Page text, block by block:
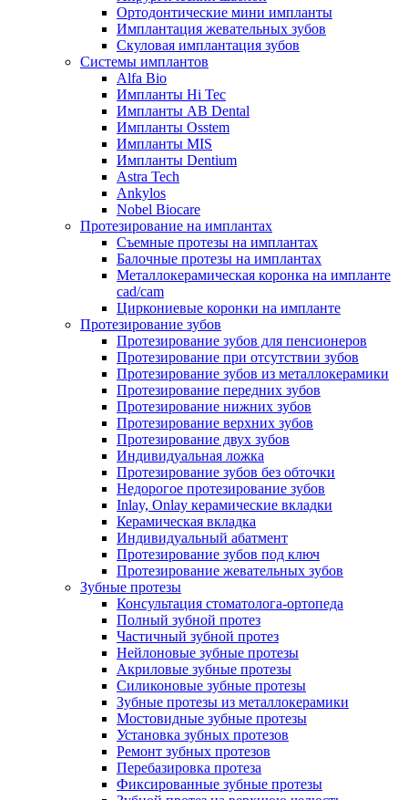
Ортодонтические мини импланты
Имплантация жевательных зубов
Скуловая имплантация зубов
Системы имплантов
Alfa Bio
Импланты Hi Tec
Импланты AB Dental
Импланты Osstem
Импланты MIS
Импланты Dentium
Astra Tech
Ankylos
Nobel Biocare
Протезирование на имплантах
Съемные протезы на имплантах
Балочные протезы на имплантах
Металлокерамическая коронка на импланте
cad/cam
Циркониевые коронки на импланте
Протезирование зубов
Протезирование зубов для пенсионеров
Протезирование при отсутствии зубов
Протезирование зубов из металлокерамики
Протезирование передних зубов
Протезирование нижних зубов
Протезирование верхних зубов
Протезирование двух зубов
Индивидуальная ложка
Протезирование зубов без обточки
Недорогое протезирование зубов
Inlay, Onlay керамические вкладки
Керамическая вкладка
Индивидуальный абатмент
Протезирование зубов под ключ
Протезирование жевательных зубов
Зубные протезы
Консультация стоматолога-ортопеда
Полный зубной протез
Частичный зубной протез
Нейлоновые зубные протезы
Акриловые зубные протезы
Силиконовые зубные протезы
Зубные протезы из металлокерамики
Мостовидные зубные протезы
Установка зубных протезов
Ремонт зубных протезов
Перебазировка протеза
Фиксированные зубные протезы